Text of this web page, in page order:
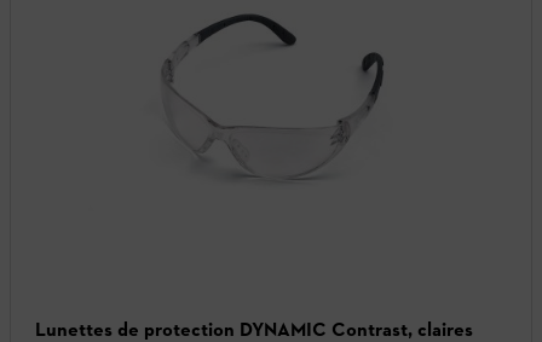
Lunettes de protection DYNAMIC Contrast, claires